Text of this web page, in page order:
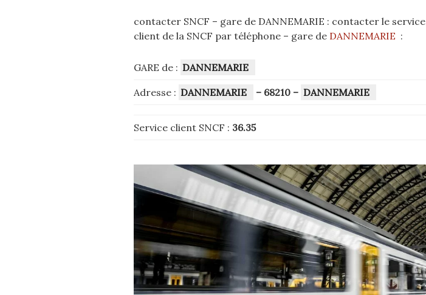
contacter SNCF – gare de DANNEMARIE : contacter le service
client de la SNCF par téléphone – gare de DANNEMARIE :
GARE de : DANNEMARIE
Adresse : DANNEMARIE – 68210 – DANNEMARIE
Service client SNCF : 36.35